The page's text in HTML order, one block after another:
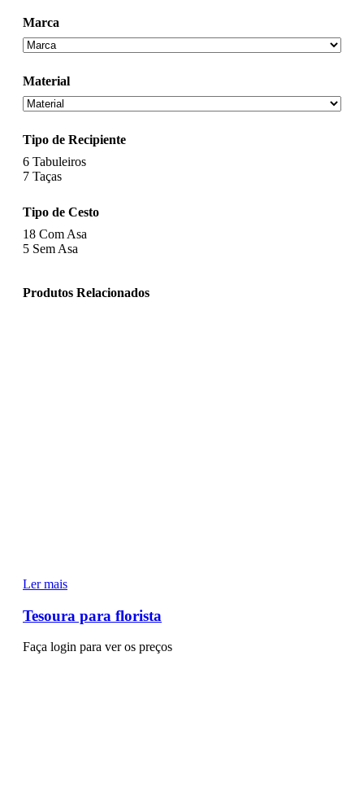
Marca
Material
Tipo de Recipiente
6 Tabuleiros
7 Taças
Tipo de Cesto
18 Com Asa
5 Sem Asa
Produtos Relacionados
Ler mais
Tesoura para florista
Faça login para ver os preços